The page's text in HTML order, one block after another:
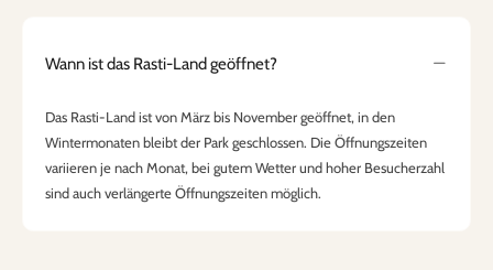
Wann ist das Rasti-Land geöffnet?
Das Rasti-Land ist von März bis November geöffnet, in den
Wintermonaten bleibt der Park geschlossen. Die Öffnungszeiten
variieren je nach Monat, bei gutem Wetter und hoher Besucherzahl
sind auch verlängerte Öffnungszeiten möglich.